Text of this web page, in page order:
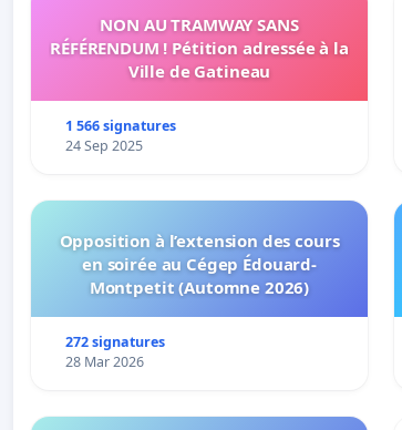
NON AU TRAMWAY SANS
RÉFÉRENDUM ! Pétition adressée à la
Ville de Gatineau
1 566 signatures
24 Sep 2025
Opposition à l’extension des cours
en soirée au Cégep Édouard-
Montpetit (Automne 2026)
272 signatures
28 Mar 2026